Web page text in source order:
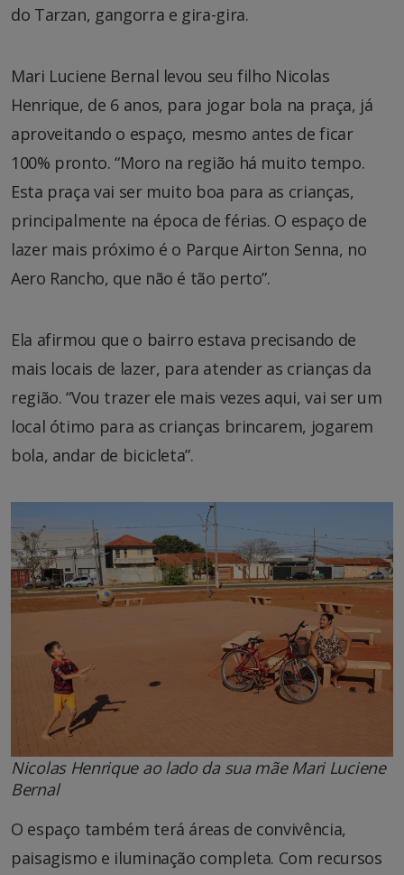
do Tarzan, gangorra e gira-gira.
Mari Luciene Bernal levou seu filho Nicolas
Henrique, de 6 anos, para jogar bola na praça, já
aproveitando o espaço, mesmo antes de ficar
100% pronto. “Moro na região há muito tempo.
Esta praça vai ser muito boa para as crianças,
principalmente na época de férias. O espaço de
lazer mais próximo é o Parque Airton Senna, no
Aero Rancho, que não é tão perto”.
Ela afirmou que o bairro estava precisando de
mais locais de lazer, para atender as crianças da
região. “Vou trazer ele mais vezes aqui, vai ser um
local ótimo para as crianças brincarem, jogarem
bola, andar de bicicleta”.
Nicolas Henrique ao lado da sua mãe Mari Luciene
Bernal
O espaço também terá áreas de convivência,
paisagismo e iluminação completa. Com recursos